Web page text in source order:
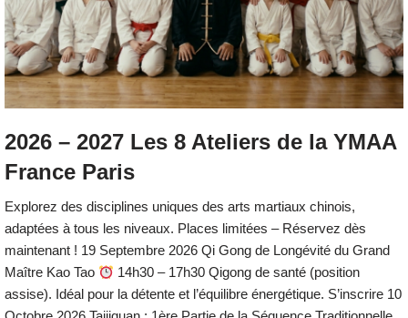
2026 – 2027 Les 8 Ateliers de la YMAA
France Paris
Explorez des disciplines uniques des arts martiaux chinois,
adaptées à tous les niveaux. Places limitées – Réservez dès
maintenant ! 19 Septembre 2026 Qi Gong de Longévité du Grand
Maître Kao Tao
14h30 – 17h30 Qigong de santé (position
assise). Idéal pour la détente et l’équilibre énergétique. S’inscrire 10